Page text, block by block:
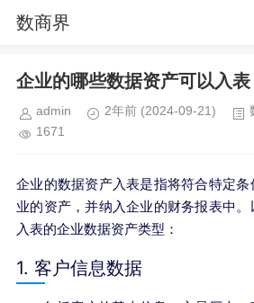
数商界
企业的哪些数据资产可以入表
admin 2年前 (2024-09-21)
1671
企业的数据资产入表是指将符合特定
业的资产，并纳入企业的财务报表中
入表的企业数据资产类型：
1. 客户信息数据